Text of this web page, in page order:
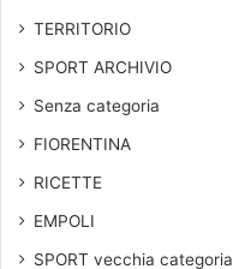
TERRITORIO
SPORT ARCHIVIO
Senza categoria
FIORENTINA
RICETTE
EMPOLI
SPORT vecchia categoria